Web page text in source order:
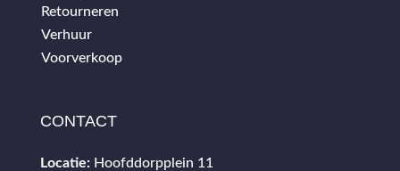
Retourneren
Verhuur
Voorverkoop
CONTACT
Locatie: Hoofddorpplein 11